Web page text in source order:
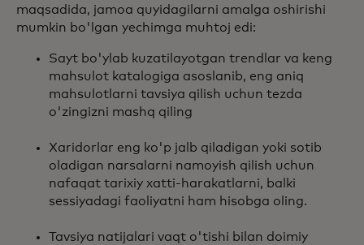
maqsadida, jamoa quyidagilarni amalga oshirishi
mumkin bo'lgan yechimga muhtoj edi:
Sayt bo'ylab kuzatilayotgan trendlar va keng
mahsulot katalogiga asoslanib, eng aniq
mahsulotlarni tavsiya qilish uchun tezda
o'zingizni mashq qiling
Xaridorlar eng ko'p jalb qiladigan yoki sotib
oladigan narsalarni namoyish qilish uchun
nafaqat tarixiy xatti-harakatlarni, balki
sessiyadagi faoliyatni ham hisobga oling.
Tavsiya natijalari vaqt o'tishi bilan doimiy